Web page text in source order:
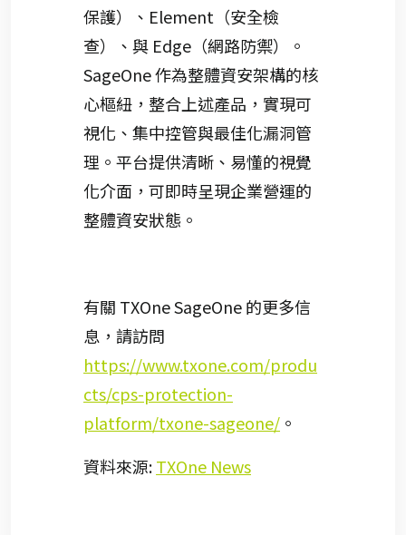
保護）、Element（安全檢
查）、與 Edge（網路防禦）。
SageOne 作為整體資安架構的核
心樞紐，整合上述產品，實現可
視化、集中控管與最佳化漏洞管
理。平台提供清晰、易懂的視覺
化介面，可即時呈現企業營運的
整體資安狀態。
有關 TXOne SageOne 的更多信
息，請訪問
https://www.txone.com/produ
cts/cps-protection-
platform/txone-sageone/ 。
資料來源:TXOne News